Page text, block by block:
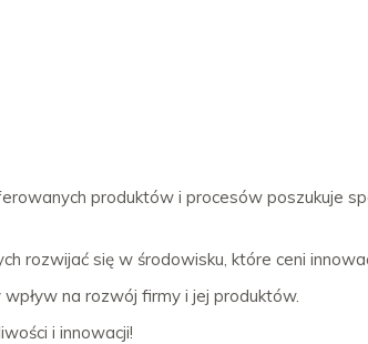
produktów i procesów poszukuje
rozwijać się w środowisku, które ceni
na rozwój firmy i jej produktów.
i innowacji!